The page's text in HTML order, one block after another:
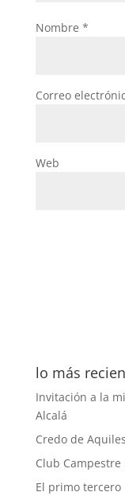
Nombre *
Correo
Web
lo más
Invitación a la
Alcalá
Credo de
Club Campestre
El primo tercero